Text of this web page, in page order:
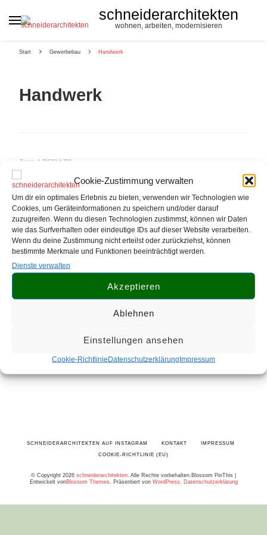
Cookie-Zustimmung verwalten
Um dir ein optimales Erlebnis zu bieten, verwenden wir Technologien wie
Cookies, um Geräteinformationen zu speichern und/oder darauf
zuzugreifen. Wenn du diesen Technologien zustimmst, können wir Daten
wie das Surfverhalten oder eindeutige IDs auf dieser Website verarbeiten.
Wenn du deine Zustimmung nicht erteilst oder zurückziehst, können
bestimmte Merkmale und Funktionen beeinträchtigt werden.
Dienste verwalten
Akzeptieren
Ablehnen
Einstellungen ansehen
Cookie-RichtlinieDatenschutzerklärungImpressum
schneiderarchitekten
wohnen, arbeiten, modernisieren
Start Gewerbebau Handwerk
Handwerk
Zeigt: 1 RESULTS
arbeiten
Realisation von Büro- und Betriebsgebäude
© Copyright 2026 schneiderarchitekten. Alle Rechte vorbehalten. Blossom PinThis |
Entwickelt vonBlossom Themes. Präsentiert von WordPress. Datenschutzerklärung
SCHNEIDERARCHITEKTEN AUF INSTAGRAM KONTAKT IMPRESSUM
COOKIE-RICHTLINIE (EU)